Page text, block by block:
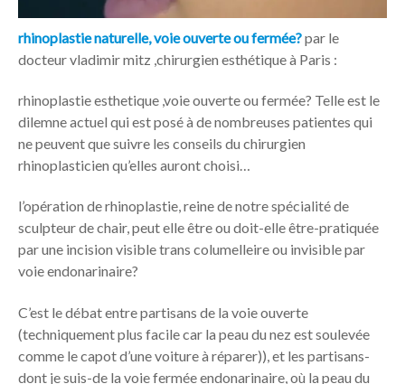
rhinoplastie naturelle, voie ouverte ou fermée?par le
docteur vladimir mitz ,chirurgien esthétique à Paris :
rhinoplastie esthetique ,voie ouverte ou fermée? Telle est le
dilemne actuel qui est posé à de nombreuses patientes qui
ne peuvent que suivre les conseils du chirurgien
rhinoplasticien qu’elles auront choisi…
l’opération de rhinoplastie, reine de notre spécialité de
sculpteur de chair, peut elle être ou doit-elle être-pratiquée
par une incision visible trans columelleire ou invisible par
voie endonarinaire?
C’est le débat entre partisans de la voie ouverte
(techniquement plus facile car la peau du nez est soulevée
comme le capot d’une voiture à réparer)), et les partisans-
dont je suis-de la voie fermée endonarinaire, où la peau du